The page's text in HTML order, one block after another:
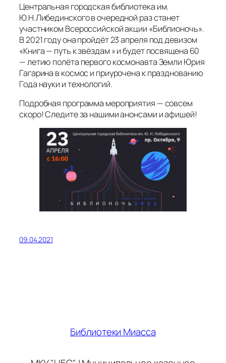
Центральная городская библиотека им.
Ю.Н.Либединского в очередной раз станет
участником Всероссийской акции «Библионочь».
В 2021 году она пройдёт 23 апреля под девизом
«Книга — путь к звёздам » и будет посвящена 60
— летию полёта первого космонавта Земли Юрия
Гагарина в космос и приурочена к празднованию
Года науки и технологий.
Подробная программа мероприятия — совсем
скоро! Следите за нашими анонсами и афишей!
09.04.2021
Библиотеки Миасса